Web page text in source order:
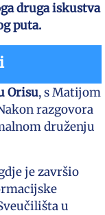
druga iskustva
puta.
Orisu, s Matijom
razgovora
druženju
je završio
u